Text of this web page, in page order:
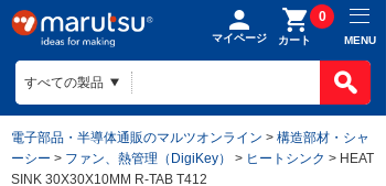
マイページ カート
0
MENU
電子部品・半導体通販のマルツオンライン > 構造部材・シャ
ーシー > ファン、熱管理（DigiKey） > ヒートシンク > HEAT
SINK 30X30X10MM R-TAB T412